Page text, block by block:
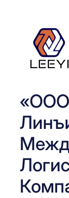
содержимому
«ООО